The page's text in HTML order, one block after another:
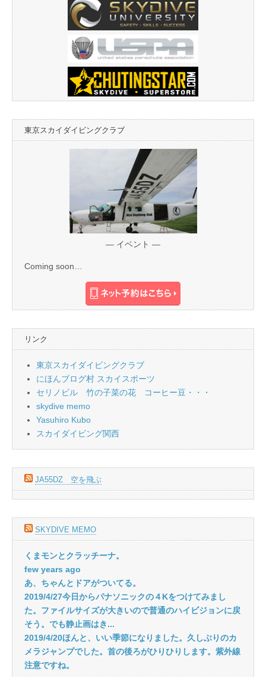
東京スカイダイビングクラブ
— イベント —
Coming soon…
リンク
東京スカイダイビングクラブ
にほんブログ村 スカイスポーツ
セリノビル 竹の子菜の花 コーヒー豆・・・
skydive memo
Yasuhiro Kubo
スカイダイビング関西
JA55DZ 空を飛ぶ
SKYDIVE MEMO
くまモンとクラッチーナ。
few years ago
あ、ちゃんとドアがついてる。
2019/4/27今日からパナソニックの４Kをつけてみまし
た。ファイルサイズが大きいので普通のハイビジョンに戻
そう。でも静止画はき...
2019/4/20ほんと、いい季節になりました。久しぶりのカ
メラジャンプでした。首の後ろがひりひりします。紫外線
注意ですね。